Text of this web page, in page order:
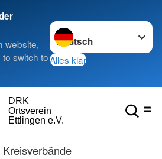
website,
switch to
Sprache wechseln zu
Alles klar
Ettlingen e.V.
Ortsverein
DRK
Kreisverbände